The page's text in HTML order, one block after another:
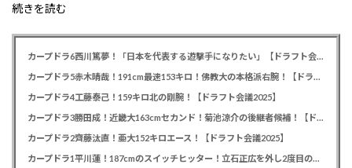
続きを読む
カープドラ6西川篤夢！「日本を代表する遊撃手になりたい」【ドラフト会議2025】
カープドラ5赤木晴哉！191cm最速153キロ！佛教大の本格派右腕！【ドラフト会議2025】
カープドラ4工藤泰己！159キロ北の剛腕！【ドラフト会議2025】
カープドラ3勝田成！近畿大163cmセカンド！菊池涼介の後継者候補！【ドラフト会議2025】
カープドラ2齊藤汰直！亜大152キロエース！【ドラフト会議2025】
カープドラ1平川蓮！187cmのスイッチヒッター！立石正広を外し2度目の重複も新井監督がクジを引き当てる！【ドラフト会議2025】